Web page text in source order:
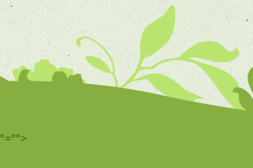
"="">